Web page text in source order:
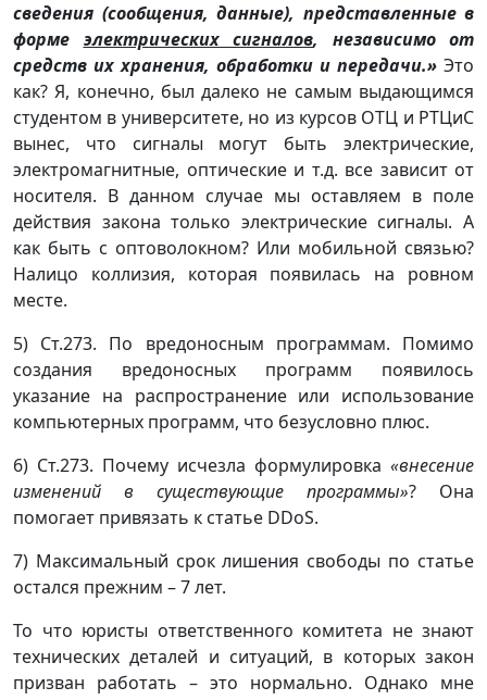
сведения (сообщения, данные), представленные в
форме электрических сигналов, независимо от
средств их хранения, обработки и передачи.» Это
как? Я, конечно, был далеко не самым выдающимся
студентом в университете, но из курсов ОТЦ и РТЦиС
вынес, что сигналы могут быть электрические,
электромагнитные, оптические и т.д. все зависит от
носителя. В данном случае мы оставляем в поле
действия закона только электрические сигналы. А
как быть с оптоволокном? Или мобильной связью?
Налицо коллизия, которая появилась на ровном
месте.
5) Ст.273. По вредоносным программам. Помимо
создания вредоносных программ появилось
указание на распространение или использование
компьютерных программ, что безусловно плюс.
6) Ст.273. Почему исчезла формулировка «внесение
изменений в существующие программы»? Она
помогает привязать к статье DDoS.
7) Максимальный срок лишения свободы по статье
остался прежним – 7 лет.
То что юристы ответственного комитета не знают
технических деталей и ситуаций, в которых закон
призван работать – это нормально. Однако мне